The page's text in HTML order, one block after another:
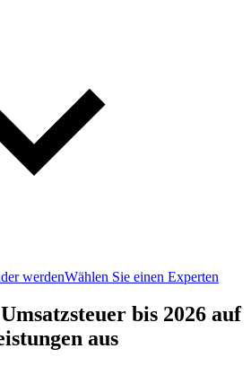
werdenWählen Sie einen Experten
bis 2026 auf
aus